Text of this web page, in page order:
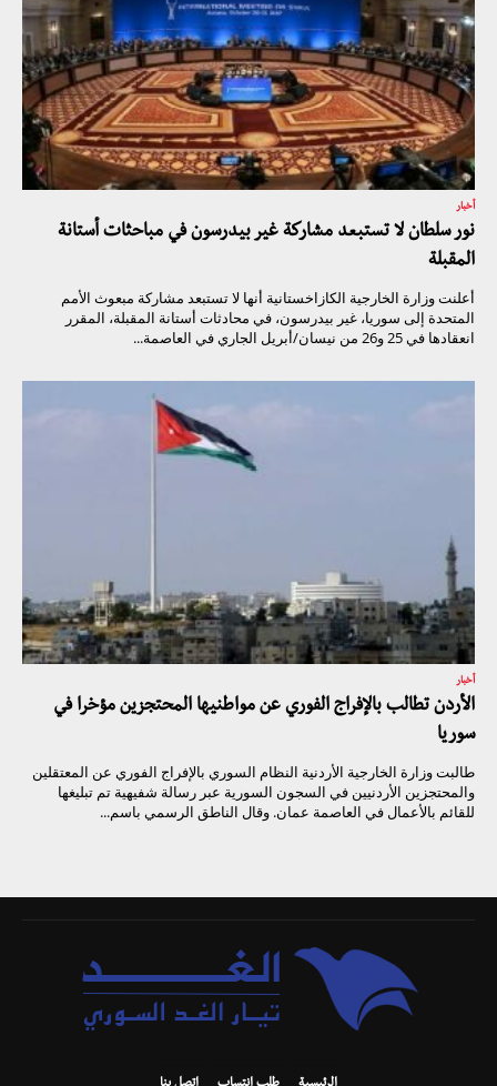
أخبار
نور سلطان لا تستبعد مشاركة غير بيدرسون في مباحثات أستانة
المقبلة
أعلنت وزارة الخارجية الكازاخستانية أنها لا تستبعد مشاركة مبعوث الأمم
المتحدة إلى سوريا، غير بيدرسون، في محادثات أستانة المقبلة، المقرر
انعقادها في 25 و26 من نيسان/أبريل الجاري في العاصمة...
أخبار
الأردن تطالب بالإفراج الفوري عن مواطنيها المحتجزين مؤخرا في
سوريا
طالبت وزارة الخارجية الأردنية النظام السوري بالإفراج الفوري عن المعتقلين
والمحتجزين الأردنيين في السجون السورية عبر رسالة شفيهية تم تبليغها
للقائم بالأعمال في العاصمة عمان. وقال الناطق الرسمي باسم...